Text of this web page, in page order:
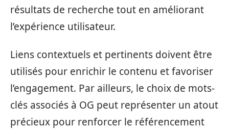
résultats de recherche tout en améliorant
l’expérience utilisateur.
Liens contextuels et pertinents doivent être
utilisés pour enrichir le contenu et favoriser
l’engagement. Par ailleurs, le choix de mots-
clés associés à OG peut représenter un atout
précieux pour renforcer le référencement